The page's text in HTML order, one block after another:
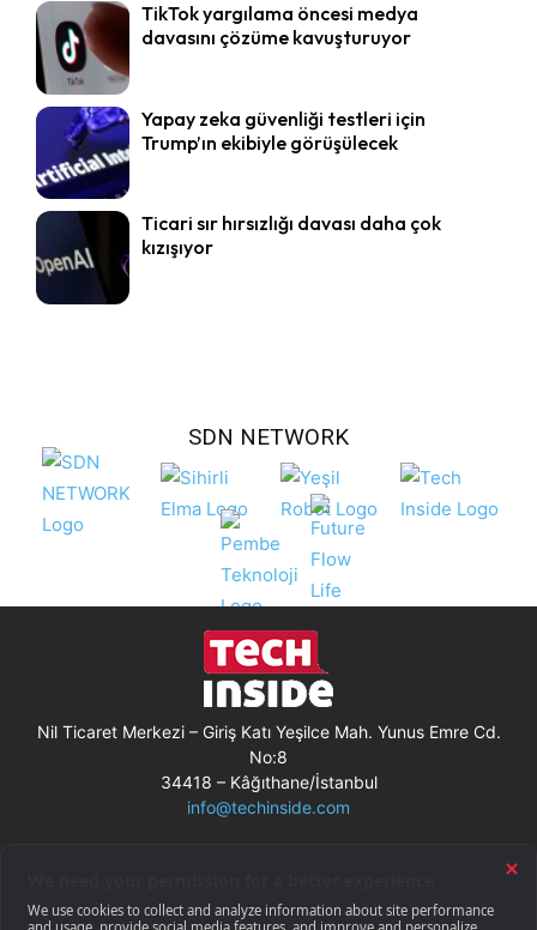
TikTok yargılama öncesi medya
davasını çözüme kavuşturuyor
Yapay zeka güvenliği testleri için
Trump’ın ekibiyle görüşülecek
Ticari sır hırsızlığı davası daha çok
kızışıyor
SDN NETWORK
Nil Ticaret Merkezi – Giriş Katı Yeşilce Mah. Yunus Emre Cd.
No:8
34418 – Kâğıthane/İstanbul
info@techinside.com
Gizlilik Bildirimi
RSS